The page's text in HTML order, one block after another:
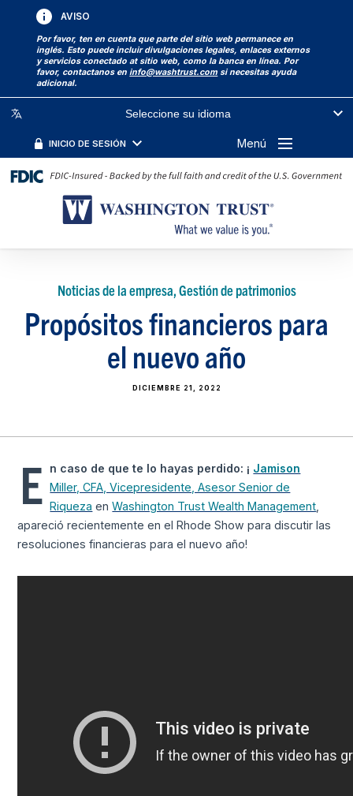
AVISO
Por favor, ten en cuenta que parte del sitio web permanece en
inglés. Esto puede incluir divulgaciones legales, enlaces externos
y servicios conectado at sitio web, como la banca en línea. Por
favor, contactanos eninfo@washtrust.com si necesitas ayuda
adicional.
Seleccione su idioma
INICIO DE SESIÓN Menú
Noticias de la empresa, Gestión de patrimonios
Propósitos financieros para
el nuevo año
DICIEMBRE 21, 2022
E n caso de que te lo hayas perdido: ¡ Jamison
Miller, CFA, Vicepresidente, Asesor Senior de
Riqueza enWashington Trust Wealth Management
apareció recientemente en el Rhode Show para discutir las
resoluciones financieras para el nuevo año!